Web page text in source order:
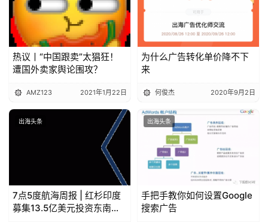
热议丨“中国跟卖”太猖狂！
遭国外卖家舆论围攻？
AMZ123 2021年1月22日
为什么广告转化单价降不下
来
何俊杰 2020年9月2日
出海头条
7点5度航海周报 | 红杉印度
募集13.5亿美元投资东南亚
出海头条
手把手教你如何设置Google
搜索广告